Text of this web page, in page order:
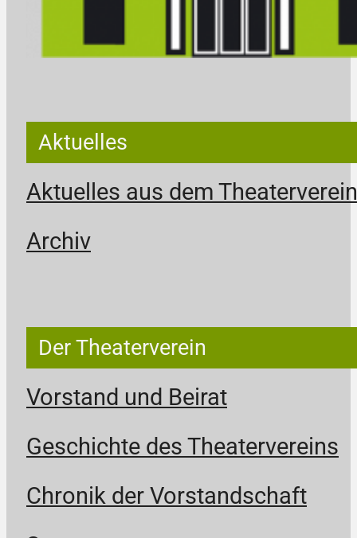
Aktuelles
Aktuelles aus dem Theaterverein
Archiv
Der Theaterverein
Vorstand und Beirat
Geschichte des Theatervereins
Chronik der Vorstandschaft